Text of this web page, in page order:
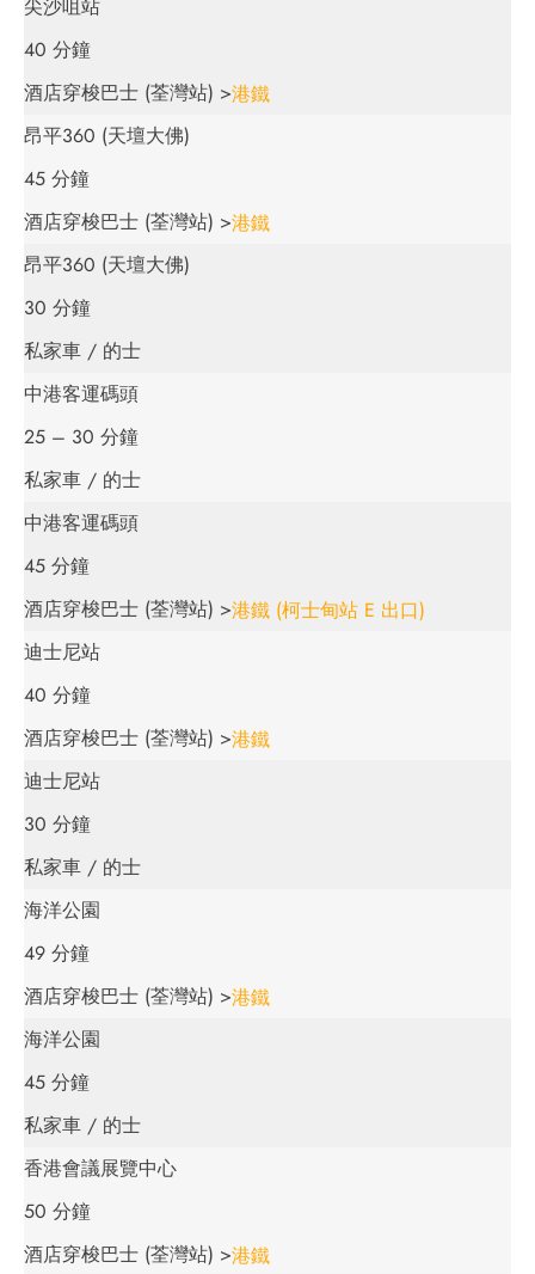
尖沙咀站
40 分鐘
酒店穿梭巴士 (荃灣站) >港鐵
昂平360 (天壇大佛)
45 分鐘
酒店穿梭巴士 (荃灣站) >港鐵
昂平360 (天壇大佛)
30 分鐘
私家車 / 的士
中港客運碼頭
25 – 30 分鐘
私家車 / 的士
中港客運碼頭
45 分鐘
酒店穿梭巴士 (荃灣站) >港鐵 (柯士甸站 E 出口)
迪士尼站
40 分鐘
酒店穿梭巴士 (荃灣站) >港鐵
迪士尼站
30 分鐘
私家車 / 的士
海洋公園
49 分鐘
酒店穿梭巴士 (荃灣站) >港鐵
海洋公園
45 分鐘
私家車 / 的士
香港會議展覽中心
50 分鐘
酒店穿梭巴士 (荃灣站) >港鐵